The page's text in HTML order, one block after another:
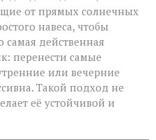
от прямых солнечных
навеса, чтобы
самая действенная
перенести самые
или вечерние
Такой подход не
её устойчивой и